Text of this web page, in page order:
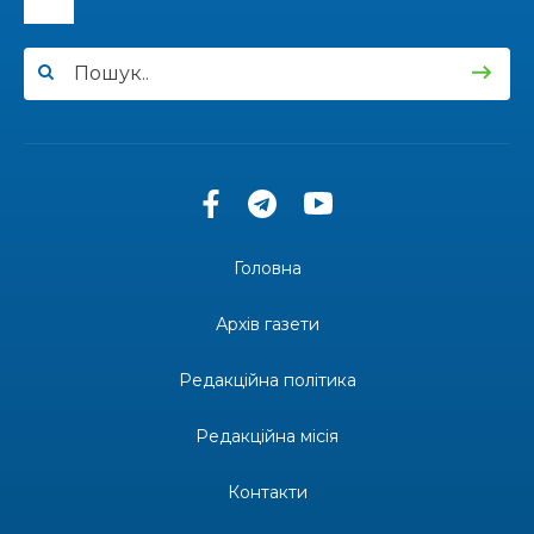
13:33
30 лип
«Дві музи» у Рівному: свято краси, мистецтва
Одна з найяскравіших постатей Бахмута –
професійним святом
Головна
Архів газети
Редакційна політика
Редакційна місія
Контакти